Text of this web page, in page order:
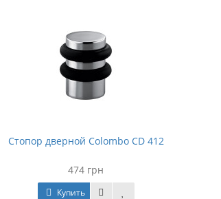
Стопор дверной Colombo CD 412
474 грн
Купить